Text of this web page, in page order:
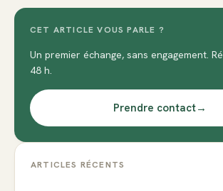
CET ARTICLE VOUS PARLE ?
Un premier échange, sans engagement.
48 h.
Prendre contact→
ARTICLES RÉCENTS